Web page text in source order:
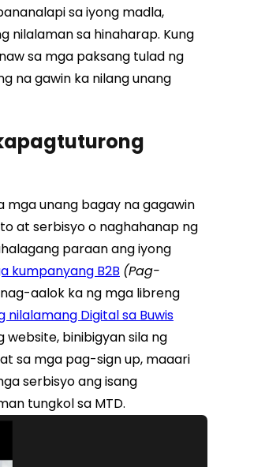
sa iyong madla,
nilalaman sa hinaharap. Kung
sa mga paksang tulad ng
na gawin ka nilang unang
mga unang bagay na gagawin
at serbisyo o naghahanap ng
paraan ang iyong
kumpanyang B2B (Pag-
aalok ka ng mga libreng
nilalamang Digital sa Buwis
binibigyan sila ng
sa mga pag-sign up, maaari
serbisyo ang isang
tungkol sa MTD.